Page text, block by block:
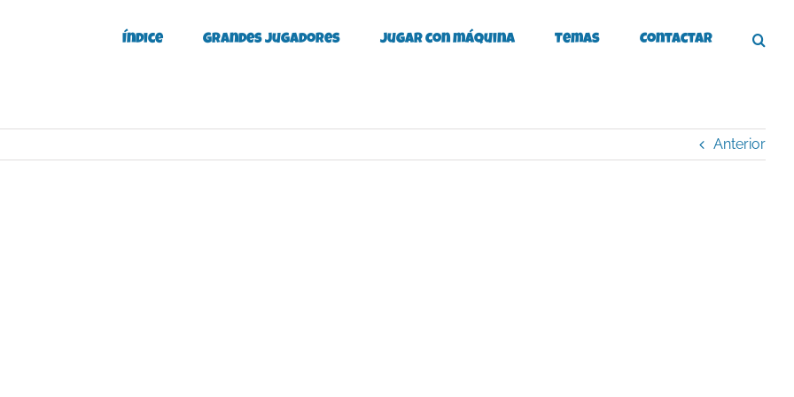
Índice Grandes Jugadores Jugar con máquina Temas Contactar
Anterior